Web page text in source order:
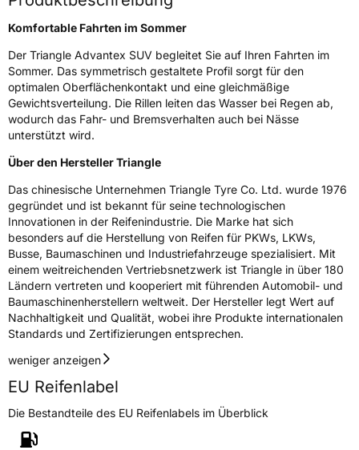
Gewicht (in kg) 12,8 kg
Generelle Merkmale
FahrzeugtypSUV
VerwendungSommerreifen
ModellnameAdvantex SUV TR259
FahrzeugartPKW & SUV
Weitere Eigenschaften
SchlauchtypTL
ZustandNeureifen
VerstärktXL
Effizienz
Komfortable Fahrten im Sommer
Der Triangle Advantex SUV begleitet Sie auf Ihren Fahrten im
Sommer. Das symmetrisch gestaltete Profil sorgt für den
optimalen Oberflächenkontakt und eine gleichmäßige
Gewichtsverteilung. Die Rillen leiten das Wasser bei Regen ab,
wodurch das Fahr- und Bremsverhalten auch bei Nässe
unterstützt wird.
Über den Hersteller Triangle
Das chinesische Unternehmen Triangle Tyre Co. Ltd. wurde 1976
gegründet und ist bekannt für seine technologischen
Innovationen in der Reifenindustrie. Die Marke hat sich
besonders auf die Herstellung von Reifen für PKWs, LKWs,
Busse, Baumaschinen und Industriefahrzeuge spezialisiert. Mit
einem weitreichenden Vertriebsnetzwerk ist Triangle in über 180
Ländern vertreten und kooperiert mit führenden Automobil- und
Baumaschinenherstellern weltweit. Der Hersteller legt Wert auf
Nachhaltigkeit und Qualität, wobei ihre Produkte internationalen
Standards und Zertifizierungen entsprechen.
weniger anzeigen
EU Reifenlabel
Die Bestandteile des EU Reifenlabels im Überblick